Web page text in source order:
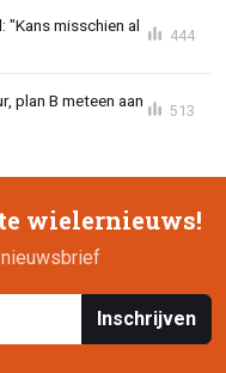
"Kans misschien al
444
plan B meteen aan
513
wielernieuws!
Inschrijven